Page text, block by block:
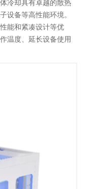
冷却具有卓越的散热
设备等高性能环境。
能和紧凑设计等优
温度、延长设备使用